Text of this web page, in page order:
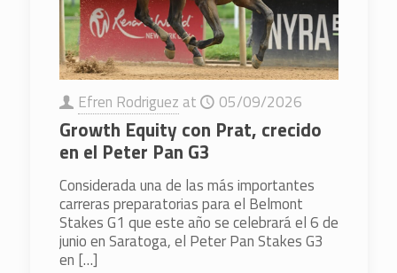
Efren Rodriguez at 05/09/2026
Growth Equity con Prat, crecido
en el Peter Pan G3
Considerada una de las más importantes
carreras preparatorias para el Belmont
Stakes G1 que este año se celebrará el 6 de
junio en Saratoga, el Peter Pan Stakes G3
en […]